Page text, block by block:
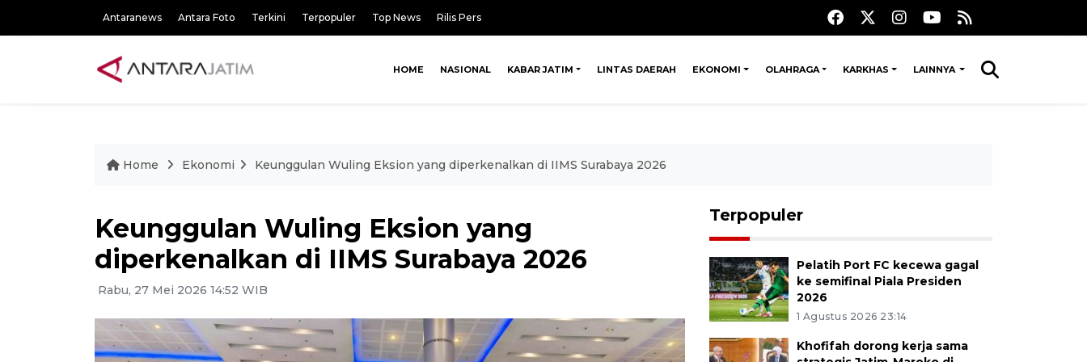
Antaranews Antara Foto Terkini Terpopuler Top News Rilis Pers
HOME NASIONAL KABAR JATIM LINTAS DAERAH EKONOMI OLAHRAGA KARKHAS LAINNYA
Home Ekonomi Keunggulan Wuling Eksion yang diperkenalkan di IIMS Surabaya 2026
Keunggulan Wuling Eksion yang
diperkenalkan di IIMS Surabaya 2026
Rabu, 27 Mei 2026 14:52 WIB
Terpopuler
Pelatih Port FC kecewa gagal
ke semifinal Piala Presiden
2026
1 Agustus 2026 23:14
Khofifah dorong kerja sama